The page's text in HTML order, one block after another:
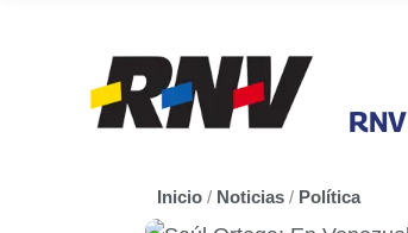
RNV
Inicio / Noticias / Política